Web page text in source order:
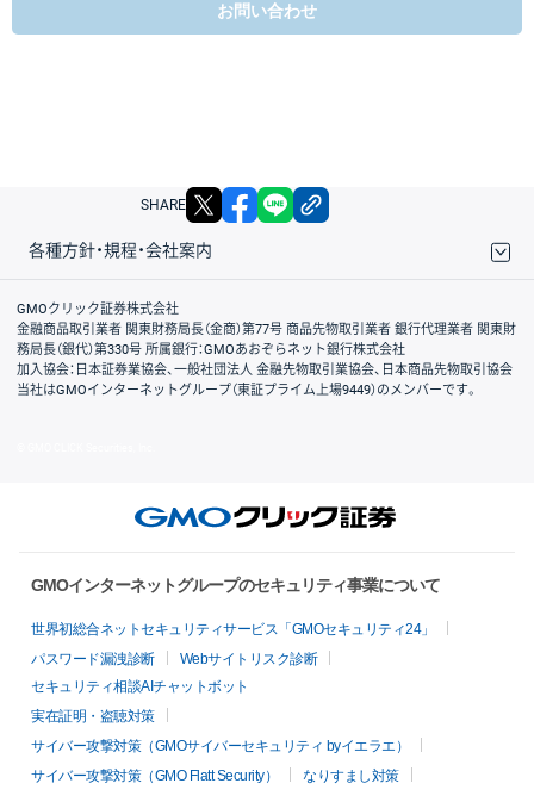
お問い合わせ
SHARE X facebook
各種方針・規程・会社案内
取引規程・約款
サイトマップ
その他のご案内
個人情報保護方針
最良執行方針
サイトのご利用について
ディスクレイマー
信託保全
リスク説明
会社案内
GMOクリック証券株式会社
金融商品取引業者 関東財務局長（金商）第77号 商品先物取引業者 銀行代理業者 関東財
務局長（銀代）第330号 所属銀行：GMOあおぞらネット銀行株式会社
加入協会：日本証券業協会、一般社団法人 金融先物取引業協会、日本商品先物取引協会
当社はGMOインターネットグループ（東証プライム上場9449）のメンバーです。
GMOインターネットグループのセキュリティ事業について
世界初総合ネットセキュリティサービス「GMOセキュリティ24」
パスワード漏洩診断
Webサイトリスク診断
セキュリティ相談AIチャットボット
実在証明・盗聴対策
サイバー攻撃対策（GMOサイバーセキュリティ byイエラエ）
サイバー攻撃対策（GMO Flatt Security）
なりすまし対策